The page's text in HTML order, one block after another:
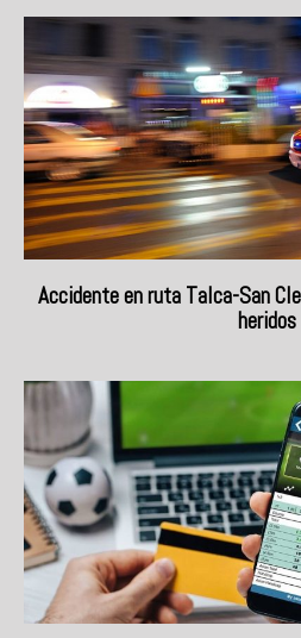
Accidente en ruta Talca-San
heridos